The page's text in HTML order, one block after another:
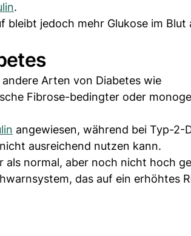
.
bleibt jedoch mehr Glukose im Blut
Arten von Diabetes wie
Fibrose-bedingter oder
angewiesen, während bei Typ-2-
ausreichend nutzen kann.
als normal, aber noch nicht hoch
das auf ein erhöhtes